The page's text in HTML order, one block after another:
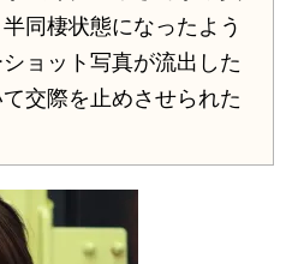
同棲状態になったよう
ョット写真が流出した
交際を止めさせられた